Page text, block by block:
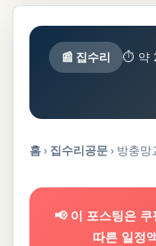
📰 집수리 ⏱ 약
홈› 집수리공문› 방충망
📢 이 포스팅은
따른 일정